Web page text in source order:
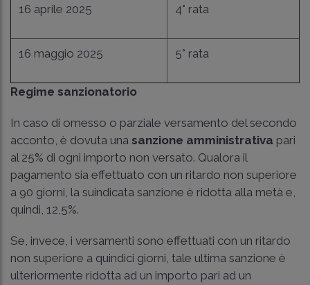
16 aprile 2025 4° rata
16 maggio 2025 5° rata
Regime sanzionatorio
In caso di omesso o parziale versamento del secondo
acconto, è dovuta una sanzione amministrativa pari
al 25% di ogni importo non versato. Qualora il
pagamento sia effettuato con un ritardo non superiore
a 90 giorni, la suindicata sanzione è ridotta alla metà e,
quindi, 12,5%.
Se, invece, i versamenti sono effettuati con un ritardo
non superiore a quindici giorni, tale ultima sanzione è
ulteriormente ridotta ad un importo pari ad un